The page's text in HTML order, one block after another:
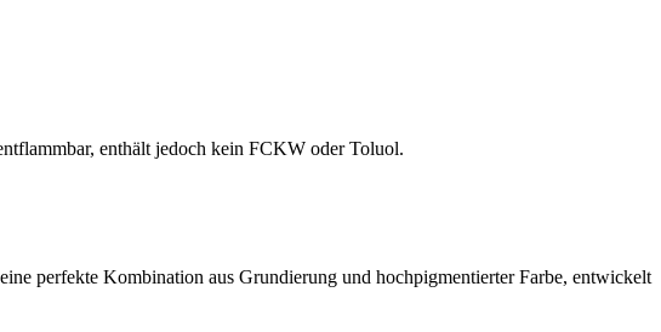
enthält jedoch kein FCKW oder Toluol.
perfekte Kombination aus Grundierung und hochpigmentierter Farbe, entwickelt